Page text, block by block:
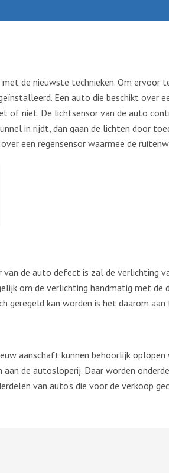
de nieuwste technieken. Om
Een auto die beschikt
of niet. De lichtsensor van de auto
in rijdt, dan gaan de lichten door
een regensensor waarmee de
de auto defect is zal de verlichting
om de verlichting handmatig met
geregeld kan worden is het daarom
aanschaft kunnen behoorlijk
aan de autosloperij. Daar worden
van auto’s die voor de verkoop